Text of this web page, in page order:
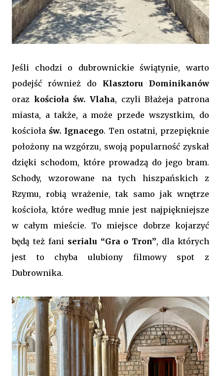
Jeśli chodzi o dubrownickie świątynie, warto
podejść również do Klasztoru Dominikanów
oraz kościoła św. Vlaha, czyli Błażeja patrona
miasta, a także, a może przede wszystkim, do
kościoła św. Ignacego. Ten ostatni, przepięknie
położony na wzgórzu, swoją popularność zyskał
dzięki schodom, które prowadzą do jego bram.
Schody, wzorowane na tych hiszpańskich z
Rzymu, robią wrażenie, tak samo jak wnętrze
kościoła, które według mnie jest najpiękniejsze
w całym mieście. To miejsce dobrze kojarzyć
będą też fani serialu “Gra o Tron”, dla których
jest to chyba ulubiony filmowy spot z
Dubrownika.